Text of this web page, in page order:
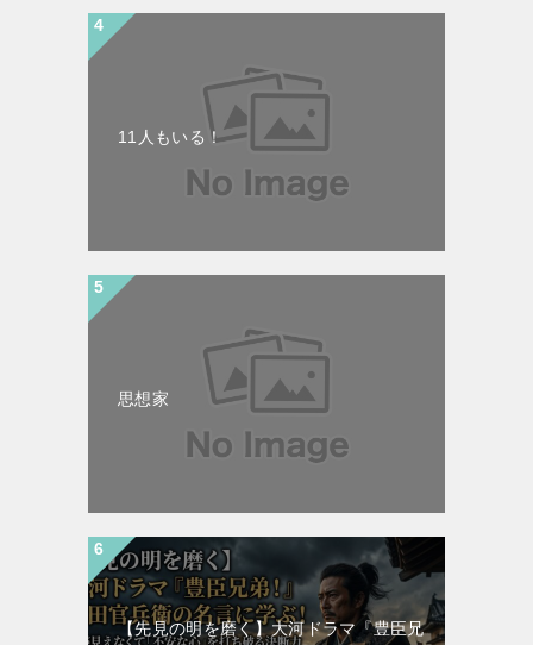
11人もいる！
思想家
【先見の明を磨く】大河ドラマ『豊臣兄